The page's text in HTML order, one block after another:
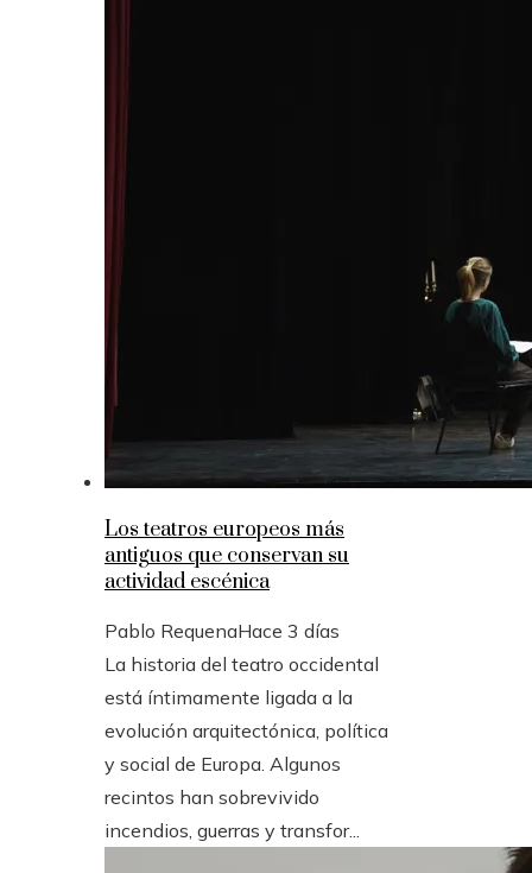
Los teatros europeos más
antiguos que conservan su
actividad escénica
Pablo RequenaHace 3 días
La historia del teatro occidental
está íntimamente ligada a la
evolución arquitectónica, política
y social de Europa. Algunos
recintos han sobrevivido
incendios, guerras y transfor...